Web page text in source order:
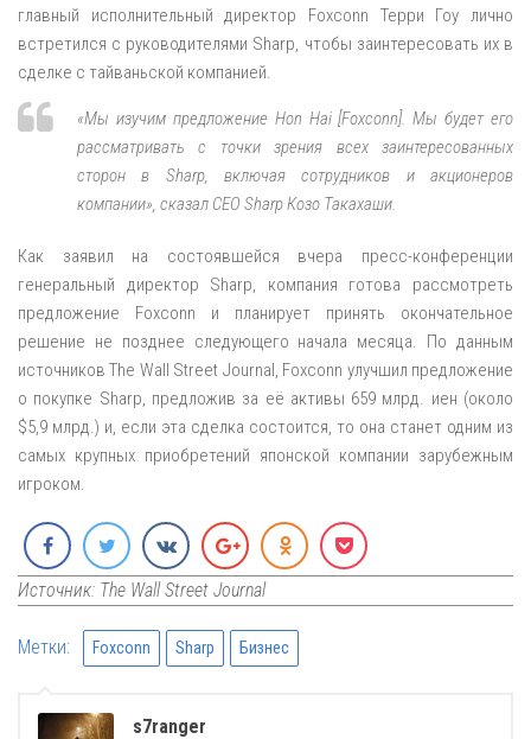
главный исполнительный директор Foxconn Терри Гоу лично
встретился с руководителями Sharp, чтобы заинтересовать их в
сделке с тайваньской компанией.
«Мы изучим предложение Hon Hai [Foxconn]. Мы будет его
рассматривать с точки зрения всех заинтересованных
сторон в Sharp, включая сотрудников и акционеров
компании», сказал CEO Sharp Козо Такахаши.
Как заявил на состоявшейся вчера пресс-конференции
генеральный директор Sharp, компания готова рассмотреть
предложение Foxconn и планирует принять окончательное
решение не позднее следующего начала месяца. По данным
источников The Wall Street Journal, Foxconn улучшил предложение
о покупке Sharp, предложив за её активы 659 млрд. иен (около
$5,9 млрд.) и, если эта сделка состоится, то она станет одним из
самых крупных приобретений японской компании зарубежным
игроком.
Источник: The Wall Street Journal
Метки: Foxconn Sharp Бизнес
s7ranger